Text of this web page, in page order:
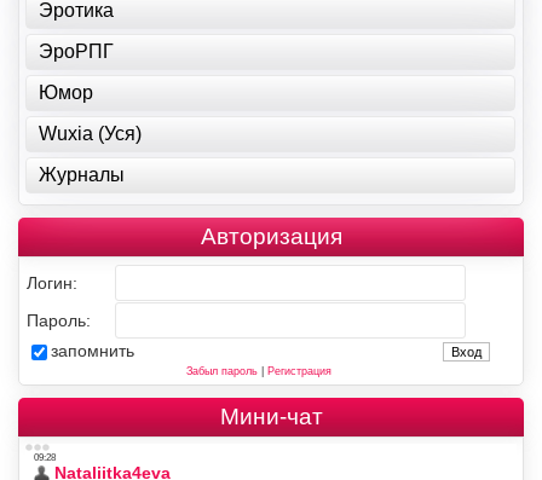
Эротика
ЭроРПГ
Юмор
Wuxia (Уся)
Журналы
Авторизация
Логин:
Пароль:
запомнить
Забыл пароль| Регистрация
Мини-чат